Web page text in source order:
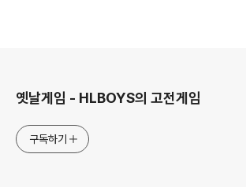
옛날게임 - HLBOYS의 고전게임
구독하기